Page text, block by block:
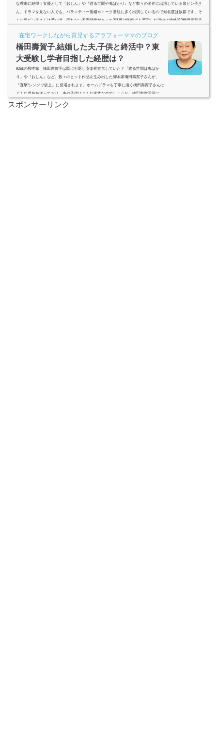
な理由に納得！女優として『おしん』や『渡る世間や鬼ばかり』など数々の名作に出演している泉ピン子さ
ん。ドラマを見ない人でも、バラエティー番組やトーク番組に多く出演しているので知名度は抜群です。そ
んな泉ピン子さんは若い頃、売れない不遇時代があった?旦那は医師でも苦労した理由は婚外子?橋田壽賀子
調べました。 ...
在宅ワークしながら育児するアラフォーママのブログ
橋田壽賀子,結婚した夫,子供と終活中？東
大受験し学者目指した経歴は？
92歳の脚本家、橋田壽賀子は既に引退し安楽死宣言していた？『渡る世間は鬼ばか
り』や『おしん』など、数々のヒット作品を生み出した脚本家橋田壽賀子さんが、
『直撃!シンソウ坂上』に登場されます。ホームドラマを丁寧に描く橋田壽賀子さんは
どんな現在を送っており、夫や子供はどんな家族なのでしょうか。橋田壽賀子賞は、
夫から橋田壽賀子さんへの贈り物？誕生秘話は？熱海の自宅で悠々自適な生活をして
いた？ (adsbygoogle = window.adsbygoogle || ).push({ google_ad_client: "ca-pub-47354296
スポンサーリンク